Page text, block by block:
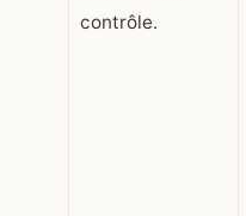
contrôle.